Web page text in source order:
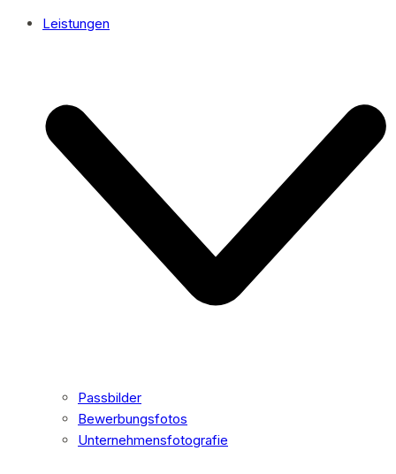
Leistungen
Passbilder
Bewerbungsfotos
Unternehmensfotografie